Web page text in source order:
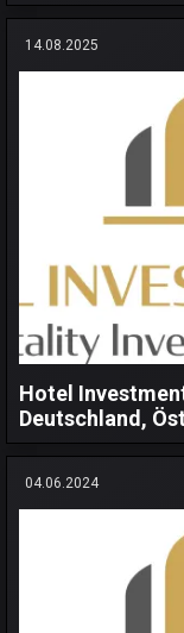
14.08.2025
Hotel
Deutschland,
04.06.2024